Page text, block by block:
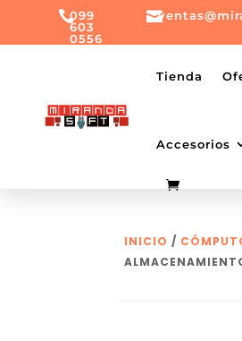
099
603
0556
0556

mailto:
Tienda
Accesorios
INICIO /